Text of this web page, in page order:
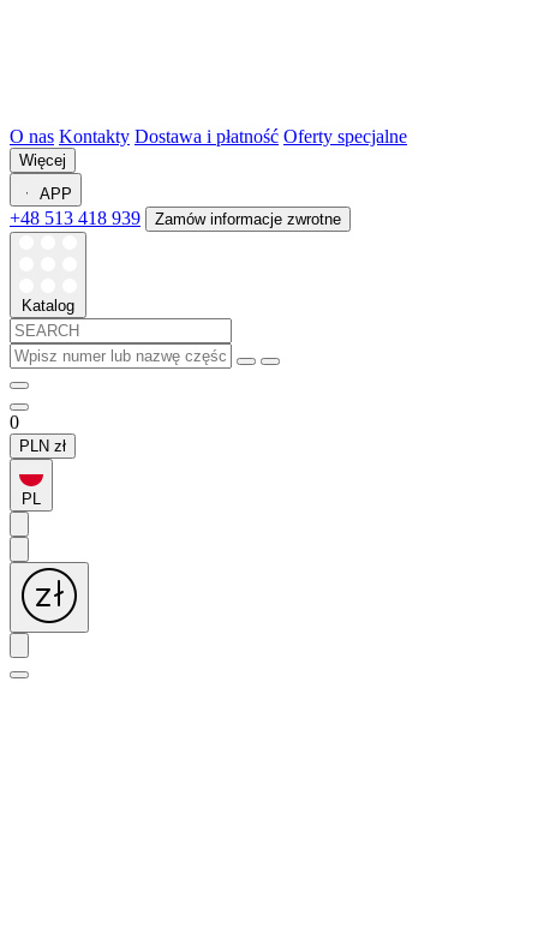
O nas Kontakty Dostawa i płatność Oferty specjalne
Więcej
APP
+48 513 418 939 Zamów informacje zwrotne
Katalog
0
PLN zł
PL